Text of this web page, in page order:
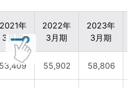
2021年
3月期
2022年
3月期
2023年
3月期
53,409 55,902 58,806